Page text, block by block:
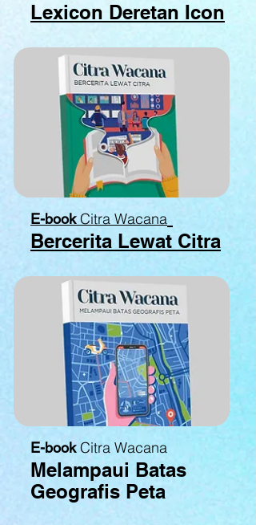
Lexicon Deretan Icon
E-book Citra Wacana
Bercerita Lewat Citra
E-book Citra Wacana
Melampaui Batas
Geografis Peta